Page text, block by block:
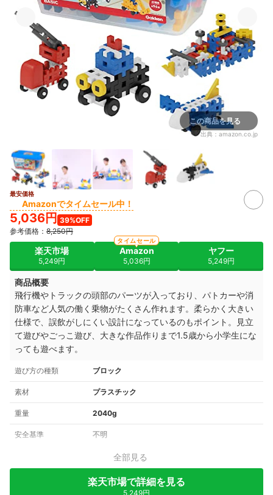
この商品を見る
出典： amazon.co.jp
最安価格
Amazonでタイムセール中！
5,036円 39%OFF
参考価格： 8,250円
楽天市場
5,249円
Amazon
5,036円
タイムセール
ヤフー
5,249円
商品概要
飛行機や トラックの頭部のパーツが入っており、パトカーや消
防車など人気の働く乗物がたくさん作れます。柔らかく大きい
仕様で、誤飲がしにくい設計になっているのもポイント。
見立
て遊びやごっこ遊び、大きな作品作りまで1.5歳から小学生にな
っても遊べます。
遊び方の種類 ブロック
素材 プラスチック
重量 2040g
安全基準 不明
全部見る
楽天市場で詳細を見る
5,249円